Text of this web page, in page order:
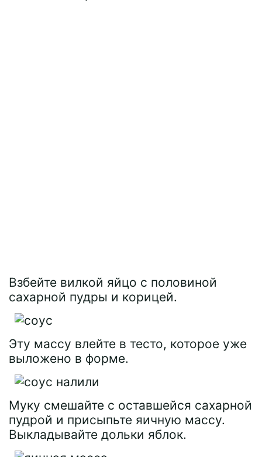
Взбейте вилкой яйцо с половиной
сахарной пудры и корицей.
Эту массу влейте в тесто, которое уже
выложено в форме.
Муку смешайте с оставшейся сахарной
пудрой и присыпьте яичную массу.
Выкладывайте дольки яблок.